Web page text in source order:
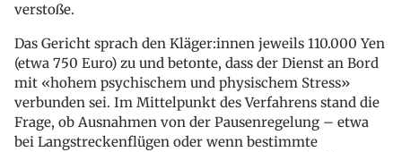
verstoße.
Das Gericht sprach den Kläger:innen jeweils 110.000 Yen
(etwa 750 Euro) zu und betonte, dass der Dienst an Bord
mit «hohem psychischem und physischem Stress»
verbunden sei. Im Mittelpunkt des Verfahrens stand die
Frage, ob Ausnahmen von der Pausenregelung – etwa
bei Langstreckenflügen oder wenn bestimmte